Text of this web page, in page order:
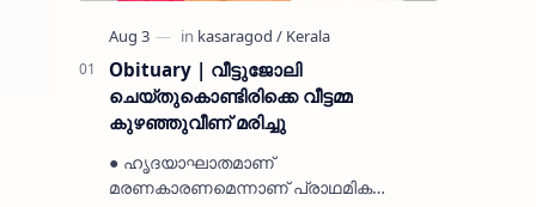
Obituary | വീട്ടുജോലി
ചെയ്തുകൊണ്ടിരിക്കെ വീട്ടമ്മ
കുഴഞ്ഞുവീണ് മരിച്ചു
● ഹൃദയാഘാതമാണ്
മരണകാരണമെന്നാണ് പ്രാഥമിക